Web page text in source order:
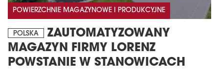
POWIERZCHNIE MAGAZYNOWE I PRODUKCYJNE
POLSKA
ZAUTOMATYZOWANY
MAGAZYN FIRMY LORENZ
POWSTANIE W STANOWICACH